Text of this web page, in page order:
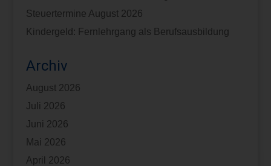
Steuertermine August 2026
Kindergeld: Fernlehrgang als Berufsausbildung
Archiv
August 2026
Juli 2026
Juni 2026
Mai 2026
April 2026